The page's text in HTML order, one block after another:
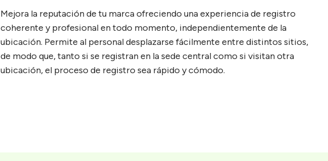
Mejora la reputación de tu marca ofreciendo una experiencia de registro
coherente y profesional en todo momento, independientemente de la
ubicación. Permite al personal desplazarse fácilmente entre distintos sitios,
de modo que, tanto si se registran en la sede central como si visitan otra
ubicación, el proceso de registro sea rápido y cómodo.